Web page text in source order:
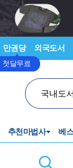
만권당
첫달무료
외국도서
국내도
추천마법사 베